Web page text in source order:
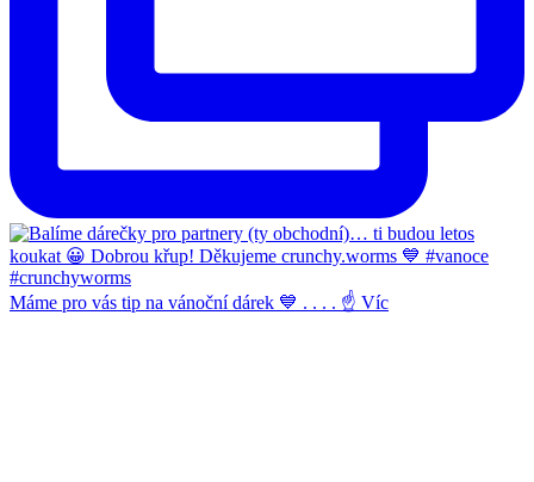
Máme pro vás tip na vánoční dárek 💙 . . . . ☝️ Víc